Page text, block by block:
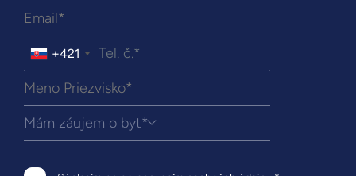
+421
Mám záujem o byt*